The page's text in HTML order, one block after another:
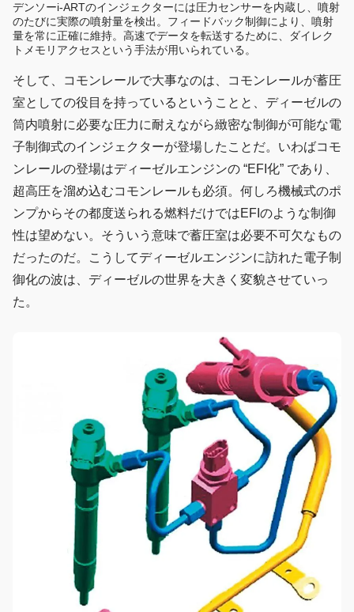
デンソーi-ARTのインジェクターには圧力センサーを内蔵し、噴射
のたびに実際の噴射量を検出。フィードバック制御により、噴射
量を常に正確に維持。高速でデータを転送するために、ダイレク
トメモリアクセスという手法が用いられている。
そして、コモンレールで大事なのは、コモンレールが蓄圧
室としての役目を持っているということと、ディーゼルの
筒内噴射に必要な圧力に耐えながら緻密な制御が可能な電
子制御式のインジェクターが登場したことだ。いわばコモ
ンレールの登場はディーゼルエンジンの “EFI化” であり、
超高圧を溜め込むコモンレールも必須。何しろ機械式のポ
ンプからその都度送られる燃料だけではEFIのような制御
性は望めない。そういう意味で蓄圧室は必要不可欠なもの
だったのだ。こうしてディーゼルエンジンに訪れた電子制
御化の波は、ディーゼルの世界を大きく変貌させていっ
た。